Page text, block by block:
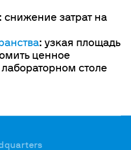
: снижение затрат на
: узкая площадь
ценное
столе